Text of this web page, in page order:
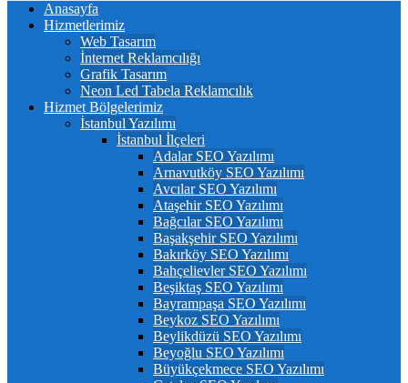
Anasayfa
Hizmetlerimiz
Web Tasarım
İnternet Reklamcılığı
Grafik Tasarım
Neon Led Tabela Reklamcılık
Hizmet Bölgelerimiz
İstanbul Yazılımı
İstanbul İlçeleri
Adalar SEO Yazılımı
Arnavutköy SEO Yazılımı
Avcılar SEO Yazılımı
Ataşehir SEO Yazılımı
Bağcılar SEO Yazılımı
Başakşehir SEO Yazılımı
Bakırköy SEO Yazılımı
Bahçelievler SEO Yazılımı
Beşiktaş SEO Yazılımı
Bayrampaşa SEO Yazılımı
Beykoz SEO Yazılımı
Beylikdüzü SEO Yazılımı
Beyoğlu SEO Yazılımı
Büyükçekmece SEO Yazılımı